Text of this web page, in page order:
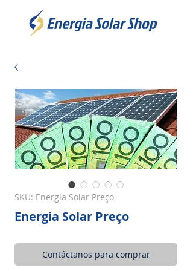
SKU: Energia Solar Preço
Energia Solar Preço
Contáctanos para comprar